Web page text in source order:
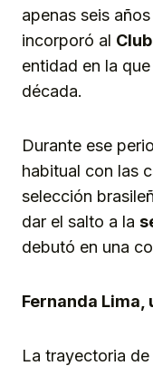
apenas seis
incorporó al
entidad en la
década.
Durante ese
habitual con las
selección
dar el salto a la
debutó en una
Fernanda
La trayectoria